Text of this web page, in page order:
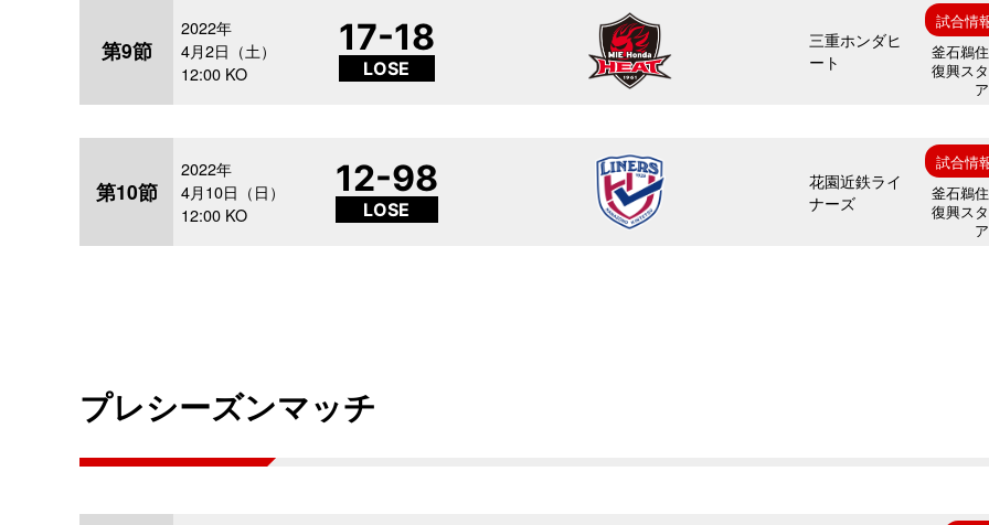
第9節
2022年
4月2日（土）
12:00 KO
17-18
LOSE
三重ホンダヒ
ート
試合情
釜石鵜
復興ス
第10節
2022年
4月10日（日）
12:00 KO
12-98
LOSE
花園近鉄ライ
ナーズ
試合情
釜石鵜
復興ス
プレシーズンマッチ